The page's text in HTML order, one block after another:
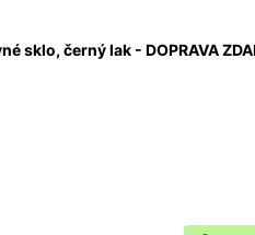
sklo, černý lak - DOPRAVA